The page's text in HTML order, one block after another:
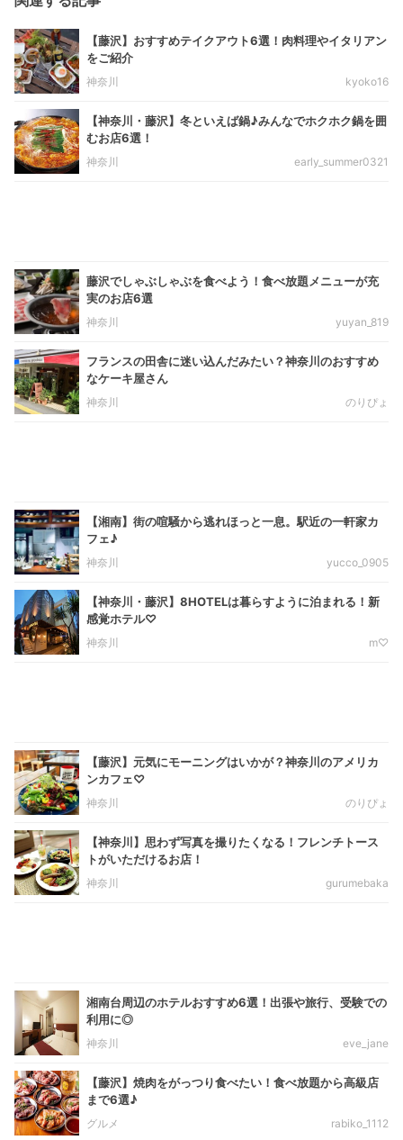
【藤沢】おすすめテイクアウト6選！肉料理やイタリアン
をご紹介
神奈川 kyoko16
【神奈川・藤沢】冬といえば鍋♪みんなでホクホク鍋を囲
むお店6選！
神奈川 early_summer0321
藤沢でしゃぶしゃぶを食べよう！食べ放題メニューが充
実のお店6選
神奈川 yuyan_819
フランスの田舎に迷い込んだみたい？神奈川のおすすめ
なケーキ屋さん
神奈川 のりぴょ
【湘南】街の喧騒から逃れほっと一息。駅近の一軒家カ
フェ♪
神奈川 yucco_0905
【神奈川・藤沢】8HOTELは暮らすように泊まれる！新
感覚ホテル♡
神奈川 m♡
【藤沢】元気にモーニングはいかが？神奈川のアメリカ
ンカフェ♡
神奈川 のりぴょ
【神奈川】思わず写真を撮りたくなる！フレンチトース
トがいただけるお店！
神奈川 gurumebaka
湘南台周辺のホテルおすすめ6選！出張や旅行、受験での
利用に◎
神奈川 eve_jane
【藤沢】焼肉をがっつり食べたい！食べ放題から高級店
まで6選♪
グルメ rabiko_1112